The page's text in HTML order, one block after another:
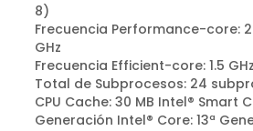
8)
Frecuencia Performance-core:
GHz
Frecuencia Efficient-core: 1.5
Total de Subprocesos: 24
CPU Cache: 30 MB Intel® Smart
Generación Intel® Core: 13ª